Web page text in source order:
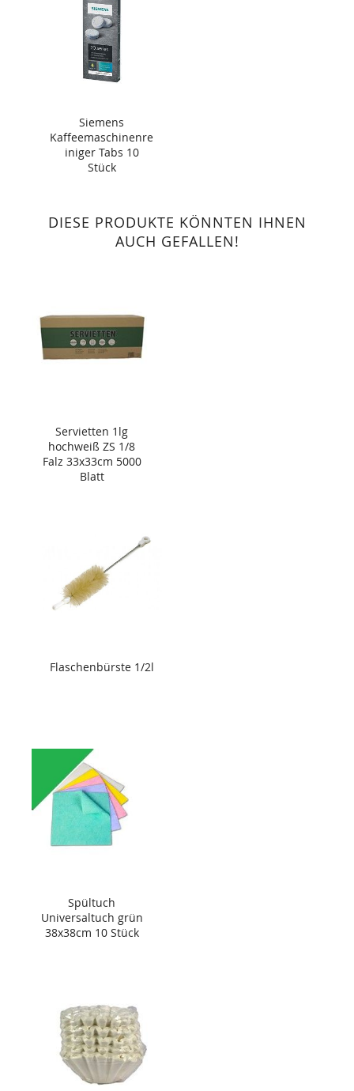
Siemens
Kaffeemaschinenre
iniger Tabs 10
Stück
DIESE PRODUKTE KÖNNTEN IHNEN
AUCH GEFALLEN!
Servietten 1lg
hochweiß ZS 1/8
Falz 33x33cm 5000
Blatt
Flaschenbürste 1/2l
Spültuch
Universaltuch grün
38x38cm 10 Stück